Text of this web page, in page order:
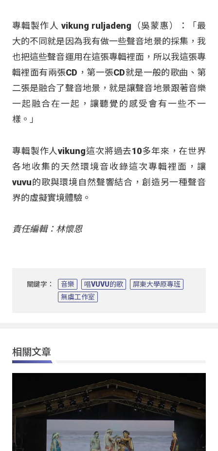
專輯製作人 vikung ruljadeng（吳蒙惠）：「最
大的不同就是因為我有做一些聲音地景的採集，我
也把這些聲音運用在這張專輯裡面，所以我這張專
輯裡面有兩張CD，第一張CD就是一般的歌曲、第
二張是融合了聲音地景，就是讓聲音地景跟著音樂
一起融合在一起，讓聽覺的感受會有一些不一
樣。」
專輯製作人vikung這次將過去10多年來，在世界
各地收集的天然環境音收錄這次專輯裡面，讓
vuvu的歌與環境自然聲響結合，創造另一種聲音
界的虛擬實境體驗。
責任編輯：林懷恩
關鍵字： 音樂 唱VUVU的歌
屏東大學原專班
無虞工作室
相關文章